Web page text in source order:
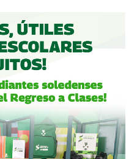
especiales que
y luego
la que en julio de 2021,
económica, suficiente
que lo vendieron a la
(El Economista, dic. 2020
Definitivo, Bolsa Mexicana
se han aliado en otras